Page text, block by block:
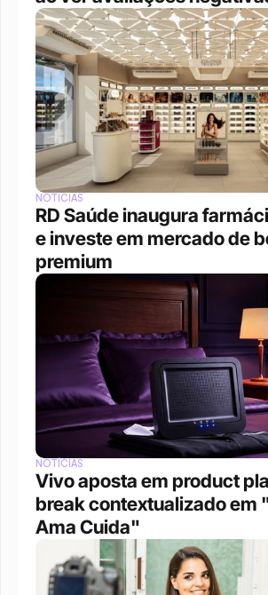
NOTÍCIAS
RD Saúde inaugura
e investe em mercado de
premium
NOTÍCIAS
Vivo aposta em product
break contextualizado em
Ama Cuida"